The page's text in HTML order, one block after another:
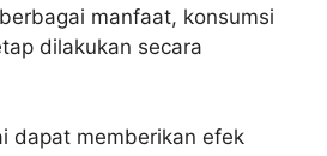
manfaat, konsumsi
dilakukan secara
dapat memberikan efek